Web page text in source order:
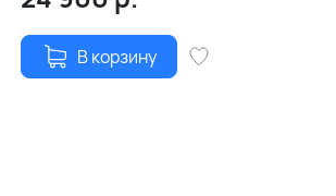
В корзину